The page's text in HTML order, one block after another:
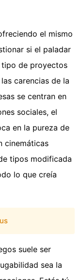
el mismo
si el paladar
tipo de proyectos
carencias de la
se centran en
sociales, el
en la pureza de
cinemáticas
tipos modificada
lo que creía
suele ser
sea la